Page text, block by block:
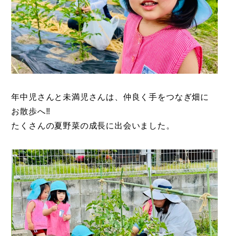
年中児さんと未満児さんは、仲良く手をつなぎ畑に
お散歩へ‼
たくさんの夏野菜の成長に出会いました。